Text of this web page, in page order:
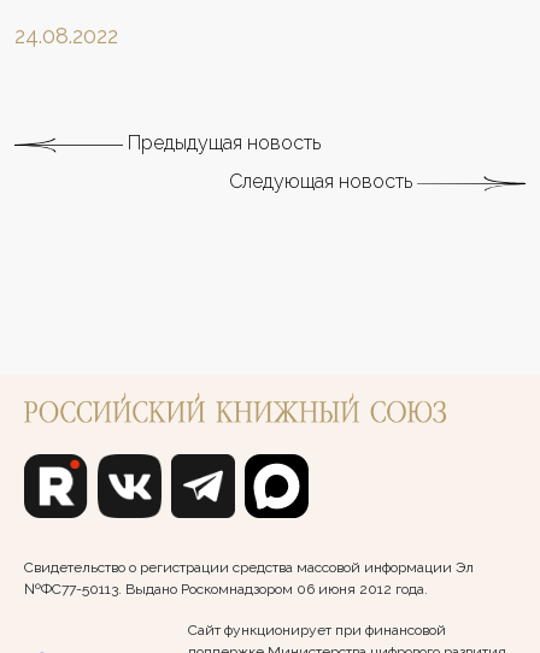
24.08.2022
Предыдущая новость
Следующая новость
Свидетельство о регистрации средства массовой информации Эл
№ФС77-50113. Выдано Роскомнадзором 06 июня 2012 года.
Сайт функционирует при финансовой